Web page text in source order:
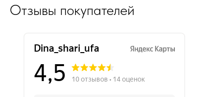
Отзывы покупателей